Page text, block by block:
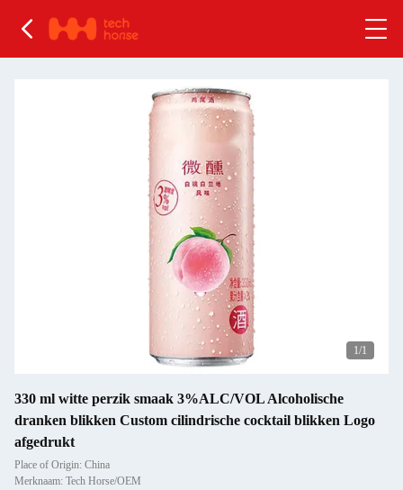
1/1
330 ml witte perzik smaak 3%ALC/VOL Alcoholische
dranken blikken Custom cilindrische cocktail blikken Logo
afgedrukt
Place of Origin: China
Merknaam: Tech Horse/OEM